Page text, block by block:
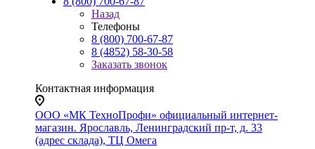
Назад
Телефоны
8 (800) 700-67-87
8 (4852) 58-30-58
Заказать звонок
Контактная информация
ООО «МК ТехноПрофи» официальный интернет-
магазин. Ярославль, Ленинградский пр-т, д. 33
(адрес склада), ТЦ Омега